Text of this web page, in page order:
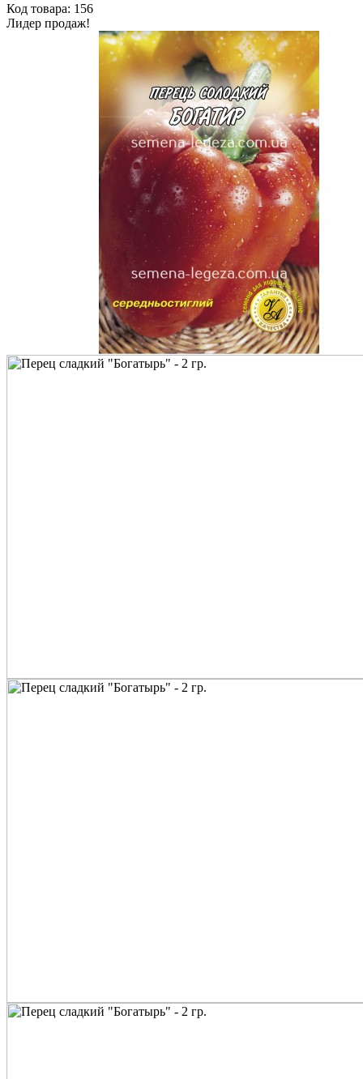
Код товара: 156
Лидер продаж!